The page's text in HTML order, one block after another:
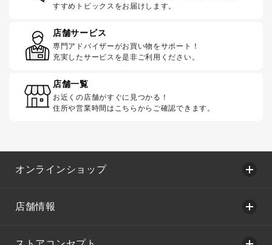
すすめトピックスをお届けします。
店舗サービス
専門アドバイザーがお買い物をサポート！
充実したサービスを是非ご利用ください。
店舗一覧
お近くの店舗がすぐに見つかる！
住所や営業時間はこちらからご確認できます。
オンラインショップ
店舗情報